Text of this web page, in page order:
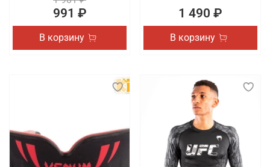
991 ₽
В корзину
1 490 ₽
В корзину